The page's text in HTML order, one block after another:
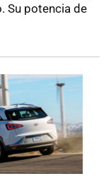
Su potencia de